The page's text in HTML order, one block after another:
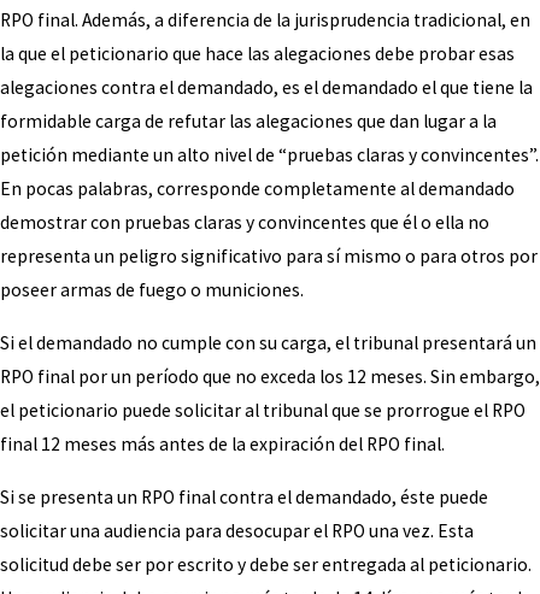
RPO final. Además, a diferencia de la jurisprudencia tradicional, en
la que el peticionario que hace las alegaciones debe probar esas
alegaciones contra el demandado, es el demandado el que tiene la
formidable carga de refutar las alegaciones que dan lugar a la
petición mediante un alto nivel de “pruebas claras y convincentes”.
En pocas palabras, corresponde completamente al demandado
demostrar con pruebas claras y convincentes que él o ella no
representa un peligro significativo para sí mismo o para otros por
poseer armas de fuego o municiones.
Si el demandado no cumple con su carga, el tribunal presentará un
RPO final por un período que no exceda los 12 meses. Sin embargo,
el peticionario puede solicitar al tribunal que se prorrogue el RPO
final 12 meses más antes de la expiración del RPO final.
Si se presenta un RPO final contra el demandado, éste puede
solicitar una audiencia para desocupar el RPO una vez. Esta
solicitud debe ser por escrito y debe ser entregada al peticionario.